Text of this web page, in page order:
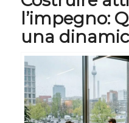
l’impegno:
una